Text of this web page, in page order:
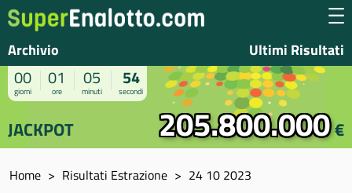
Archivio Ultimi Risultati
00
giorni
01
ore
05
minuti
54
secondi
JACKPOT 205.800.000€
Home Risultati Estrazione 24 10 2023